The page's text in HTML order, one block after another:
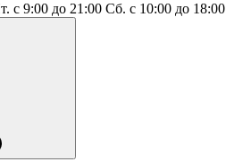
с 9:00 до 21:00 Сб. с 10:00 до 18:00